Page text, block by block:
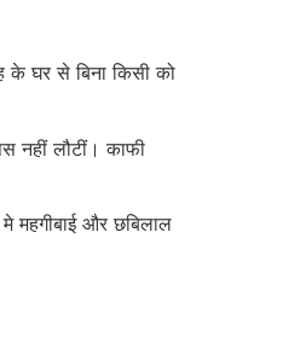
के घर से बिना किसी को
नहीं लौटीं। काफी
महगीबाई और छबिलाल